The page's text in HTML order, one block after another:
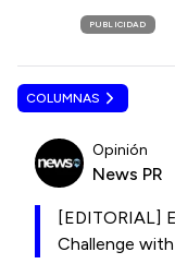
PUBLICIDAD
COLUMNAS
Opinión
News PR
[EDITORIAL]
Challenge